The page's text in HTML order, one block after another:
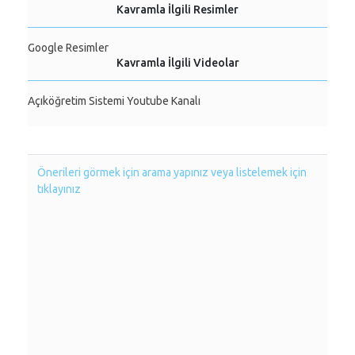
Kavramla İlgili Resimler
Google Resimler
Kavramla İlgili Videolar
Açıköğretim Sistemi Youtube Kanalı
Önerileri görmek için arama yapınız veya listelemek için
tıklayınız